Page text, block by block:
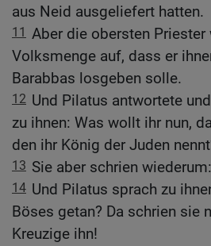
aus Neid ausgeliefert hatten.
11 Aber die obersten
Volksmenge auf, dass er
Barabbas losgeben solle.
12 Und Pilatus antwortete
zu ihnen: Was wollt ihr nun,
den ihr König der Juden
13 Sie aber schrien
14 Und Pilatus sprach zu
Böses getan? Da schrien sie
Kreuzige ihn!